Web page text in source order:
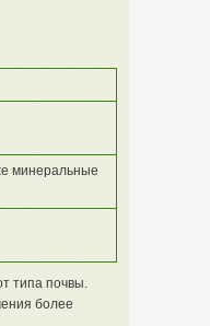
минеральные
типа почвы.
более